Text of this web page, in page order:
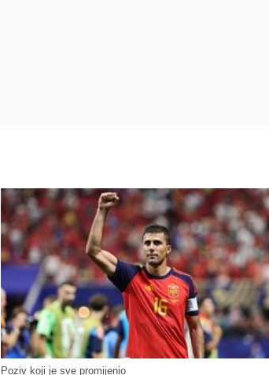
Poziv koji je sve promijenio